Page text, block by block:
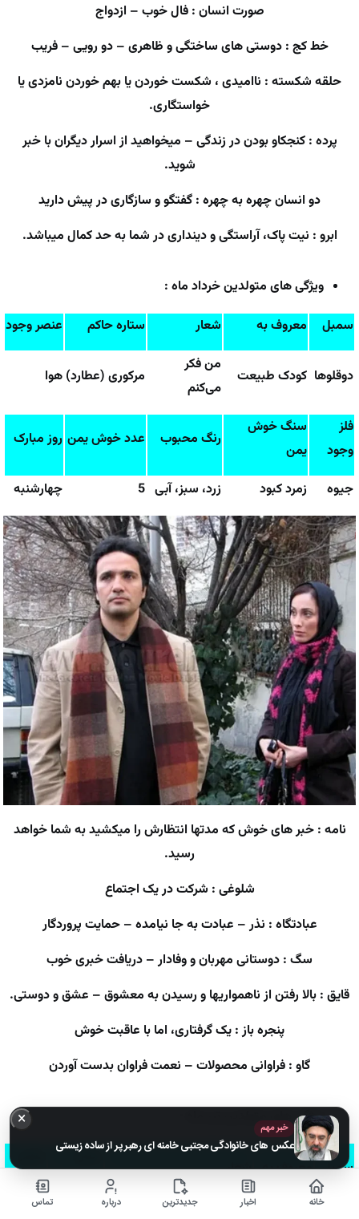
صورت انسان : فال خوب – ازدواج
خط کج : دوستی های ساختگی و ظاهری – دو رویی – فریب
حلقه شکسته : ناامیدی ، شکست خوردن یا بهم خوردن نامزدی یا
خواستگاری.
پرده : کنجکاو بودن در زندگی – میخواهید از اسرار دیگران با خبر
شوید.
دو انسان چهره به چهره : گفتگو و سازگاری در پیش دارید
ابرو : نیت پاک، آراستگی و دینداری در شما به حد کمال میباشد.
ویژگی های متولدین خرداد ماه :
سمبل
معروف به شعار ستاره حاکم عنصر وجود
دوقلوها کودک طبیعت
من فکر
می‌کنم
مرکوری (عطارد) هوا
فلز
وجود
سنگ خوش
یمن
رنگ محبوب عدد خوش یمن روز مبارک
جیوه زمرد کبود زرد، سبز، آبی 5 چهارشنبه
نامه : خبر های خوش که مدتها انتظارش را میکشید به شما خواهد
رسید.
شلوغی : شرکت در یک اجتماع
عبادتگاه : نذر – عبادت به جا نیامده – حمایت پروردگار
سگ : دوستانی مهربان و وفادار – دریافت خبری خوب
قایق : بالا رفتن از ناهمواریها و رسیدن به معشوق – عشق و دوستی.
پنجره باز : یک گرفتاری، اما با عاقبت خوش
گاو : فراوانی محصولات – نعمت فراوان بدست آوردن
ویژگی های متولدین تیر ماه :
سمبل معروف به شعار
ستاره
وجود
× خبر مهم
عکس های خانوادگی مجتبی خامنه ای رهبر پر از ساده زیستی
خانه اخبار جدیدترین درباره تماس